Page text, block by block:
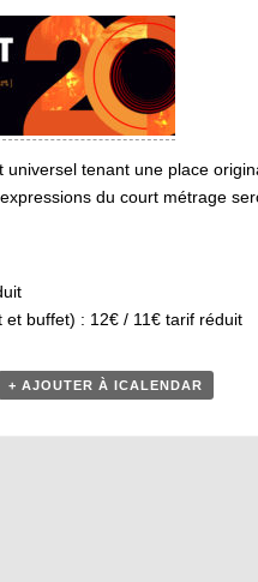
universel tenant une place
du court métrage
buffet) : 12€ / 11€ tarif réduit
+ AJOUTER À ICALENDAR